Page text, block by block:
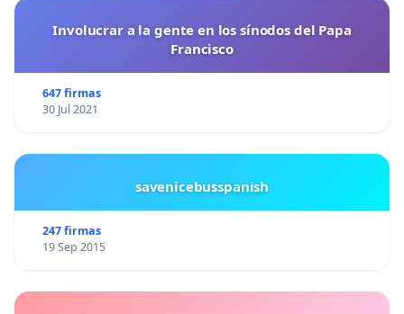
Involucrar a la gente en los sínodos del Papa
Francisco
647 firmas
30 Jul 2021
savenicebusspanish
247 firmas
19 Sep 2015